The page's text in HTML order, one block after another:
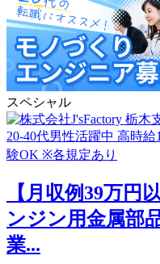
スペシャル
【月収例39万円
ンジン用金属部
業...